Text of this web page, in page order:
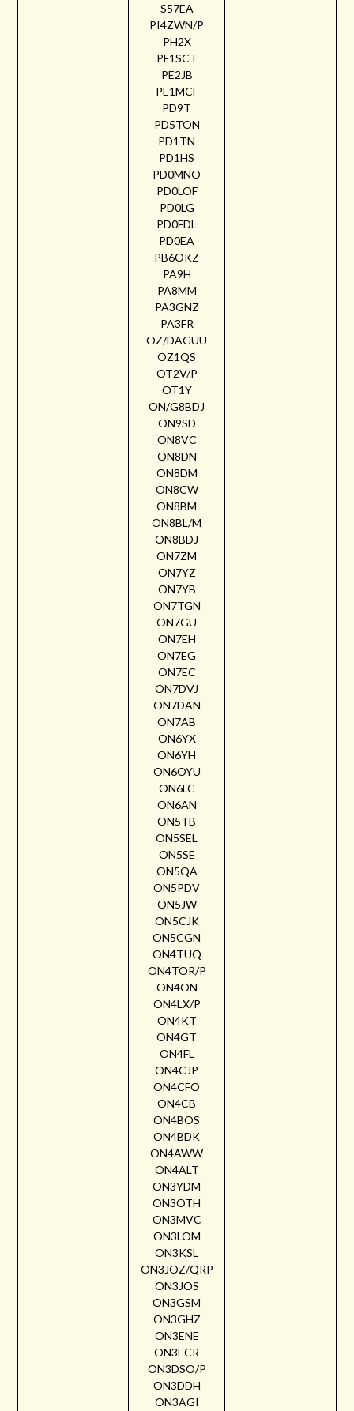
S57EA
PI4ZWN/P
PH2X
PF1SCT
PE2JB
PE1MCF
PD9T
PD5TON
PD1TN
PD1HS
PD0MNO
PD0LOF
PD0LG
PD0FDL
PD0EA
PB6OKZ
PA9H
PA8MM
PA3GNZ
PA3FR
OZ/DAGUU
OZ1QS
OT2V/P
OT1Y
ON/G8BDJ
ON9SD
ON8VC
ON8DN
ON8DM
ON8CW
ON8BM
ON8BL/M
ON8BDJ
ON7ZM
ON7YZ
ON7YB
ON7TGN
ON7GU
ON7EH
ON7EG
ON7EC
ON7DVJ
ON7DAN
ON7AB
ON6YX
ON6YH
ON6OYU
ON6LC
ON6AN
ON5TB
ON5SEL
ON5SE
ON5QA
ON5PDV
ON5JW
ON5CJK
ON5CGN
ON4TUQ
ON4TOR/P
ON4ON
ON4LX/P
ON4KT
ON4GT
ON4FL
ON4CJP
ON4CFO
ON4CB
ON4BOS
ON4BDK
ON4AWW
ON4ALT
ON3YDM
ON3OTH
ON3MVC
ON3LOM
ON3KSL
ON3JOZ/QRP
ON3JOS
ON3GSM
ON3GHZ
ON3ENE
ON3ECR
ON3DSO/P
ON3DDH
ON3AGI